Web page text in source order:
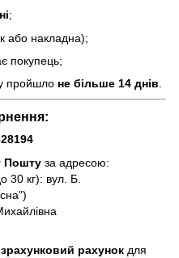
;
або накладна);
покупець;
пройшло не більше 14 днів.
Пошту за адресою:
30 кг): вул. Б.
рахунок для